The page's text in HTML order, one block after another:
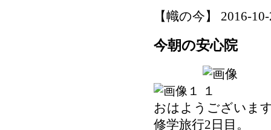
【幟の今】 2016-
今朝の安心院
おはようございま
修学旅行2日目。